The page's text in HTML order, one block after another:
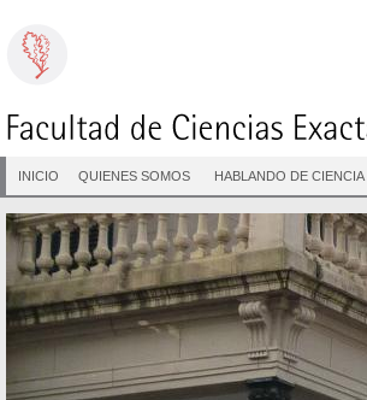
INICIO QUIENES SOMOS HABLANDO DE CIENCIA